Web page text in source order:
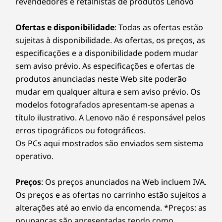
exigências em tempo real e aprendendo
máximo. O seu dispositivo mantém-se tão
fresco como você, com a funcionalidade de
controlo da ventoinha potenciada pela IA que
também melhora a temperatura e os níveis de
ruído.
Opcional: 3.5ʺ (HDD)
Baía externa opcional:
Opcional: unidade de disco ótica fina (ODD)
As velocidades de transferência da porta USB são aproximadas e dependem de
muitos fatores, como a capacidade de processamento dos dispositivos hospedeiros/
periféricos, atributos do ficheiro, configuração do sistema e ambientes operativos; as
velocidades reais irão variar e podem ser inferiores ao esperado.
Wireless
WiFi 6E* RZ616
WiFi 6E* RTL8852CE
WiFi 6 MT7921LEN
Bluetooth®5.3
11-DisplayPort 1.4 HBR2
12-Ethernet (RJ45)
13-4 x USB-A (USB 5 Gbps)
Conector de alimentação
15-Opcional: Serial
Opcional: slots de cartões de expansão
O Lenovo Smart Performance irá melhorar a sua
experiência informática! Injete mais potência no seu
computador para obter um funcionamento fluido e
arranques incrivelmente rápidos. Desfrute de uma
experiência de Internet mais rápida e fiável com
conectividade melhorada. Proteja o seu investimento
em TI com uma segurança melhorada que afasta o
adware, o malware e outras ameaças. Liberte o
potencial de uma viagem virtual emocionante!
Ofertas e disponibilidade: Todas as ofertas estão
sujeitas à disponibilidade. As ofertas, os preços, as
especificações e a disponibilidade podem mudar
sem aviso prévio. As especificações e ofertas de
produtos anunciadas neste Web site poderão
mudar em qualquer altura e sem aviso prévio. Os
modelos fotografados apresentam-se apenas a
título ilustrativo. A Lenovo não é responsável pelos
erros tipográficos ou fotográficos.
Os PCs aqui mostrados são enviados sem sistema
operativo.
Preços: Os preços anunciados na Web incluem IVA.
Os preços e as ofertas no carrinho estão sujeitos a
alterações até ao envio da encomenda. *Preços: as